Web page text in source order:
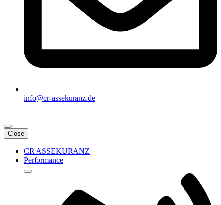
info@cr-assekuranz.de
Close
CR ASSEKURANZ
Performance